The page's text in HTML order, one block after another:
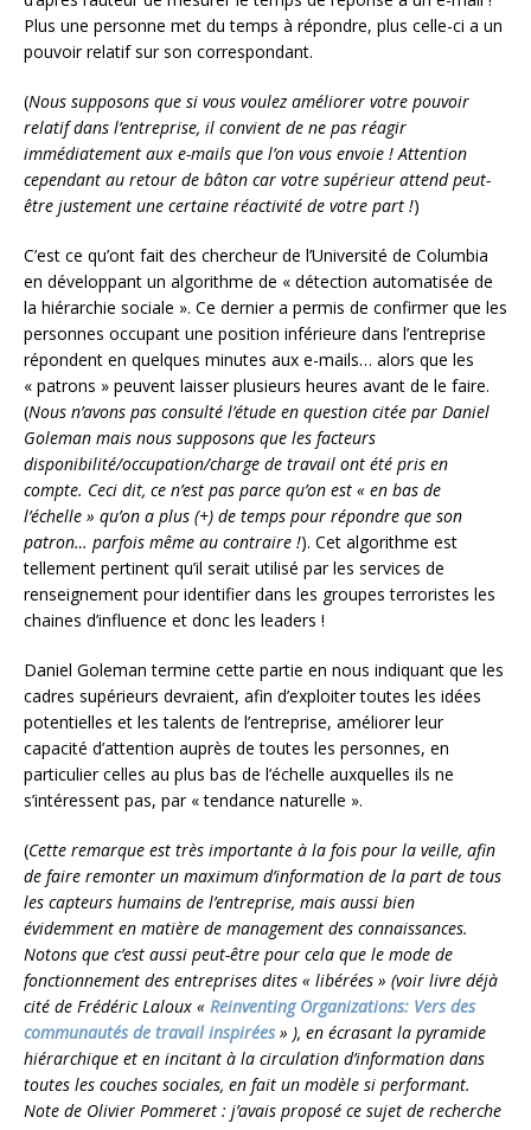
Plus une personne met du temps à répondre, plus celle-ci a un
pouvoir relatif sur son correspondant.
(Nous supposons que si vous voulez améliorer votre pouvoir
relatif dans l’entreprise, il convient de ne pas réagir
immédiatement aux e-mails que l’on vous envoie ! Attention
cependant au retour de bâton car votre supérieur attend peut-
être justement une certaine réactivité de votre part !)
C’est ce qu’ont fait des chercheur de l’Université de Columbia
en développant un algorithme de « détection automatisée de
la hiérarchie sociale ». Ce dernier a permis de confirmer que les
personnes occupant une position inférieure dans l’entreprise
répondent en quelques minutes aux e-mails… alors que les
« patrons » peuvent laisser plusieurs heures avant de le faire.
(Nous n’avons pas consulté l’étude en question citée par Daniel
Goleman mais nous supposons que les facteurs
disponibilité/occupation/charge de travail ont été pris en
compte. Ceci dit, ce n’est pas parce qu’on est « en bas de
l’échelle » qu’on a plus (+) de temps pour répondre que son
patron… parfois même au contraire !). Cet algorithme est
tellement pertinent qu’il serait utilisé par les services de
renseignement pour identifier dans les groupes terroristes les
chaines d’influence et donc les leaders !
Daniel Goleman termine cette partie en nous indiquant que les
cadres supérieurs devraient, afin d’exploiter toutes les idées
potentielles et les talents de l’entreprise, améliorer leur
capacité d’attention auprès de toutes les personnes, en
particulier celles au plus bas de l’échelle auxquelles ils ne
s’intéressent pas, par « tendance naturelle ».
(Cette remarque est très importante à la fois pour la veille, afin
de faire remonter un maximum d’information de la part de tous
les capteurs humains de l’entreprise, mais aussi bien
évidemment en matière de management des connaissances.
Notons que c’est aussi peut-être pour cela que le mode de
fonctionnement des entreprises dites « libérées » (voir livre déjà
cité de Frédéric Laloux « Reinventing Organizations: Vers des
communautés de travail inspirées» ), en écrasant la pyramide
hiérarchique et en incitant à la circulation d’information dans
toutes les couches sociales, en fait un modèle si performant.
Note de Olivier Pommeret : j’avais proposé ce sujet de recherche